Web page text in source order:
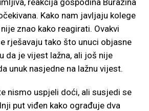
reakcija gospodina Burazina
Kako nam javljaju kolege
znao kako reagirati. Ovakvi
rješavaju tako što unuci objasne
da je vijest lažna, ali još nije
unuk nasjedne na lažnu vijest.
nismo uspjeli doći, ali susjedi se
put viđen kako ograđuje dva